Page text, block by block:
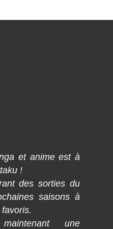
et anime est à
!
des sorties du
saisons à
une